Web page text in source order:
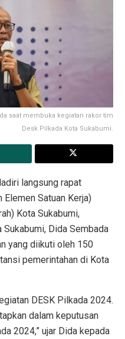
saat membuka kegiatan rakor tim
Desk Pilkada Kota Sukabumi.
langsung rapat
Satuan Kerja)
Kota Sukabumi,
Dida Sembada
yang diikuti oleh 150
pemerintahan di Kota
DESK Pilkada 2024.
dalam keputusan
2024,” ujar Dida kepada